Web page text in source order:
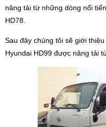
nâng tải từ những dòng nổi
HD78.
Sau đây chúng tôi sẽ giới
Hyundai HD99 được nâng tải